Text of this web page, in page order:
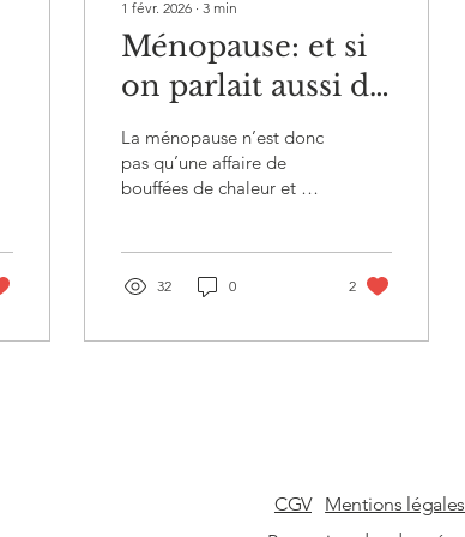
1 févr. 2026 ∙ 3 min
Ménopause: et si
on parlait aussi du
brouillard mental
et des douleurs
articulaires?
La ménopause n’est donc
pas qu’une affaire de
bouffées de chaleur et de
32 0 2
CGV
Mentions légales